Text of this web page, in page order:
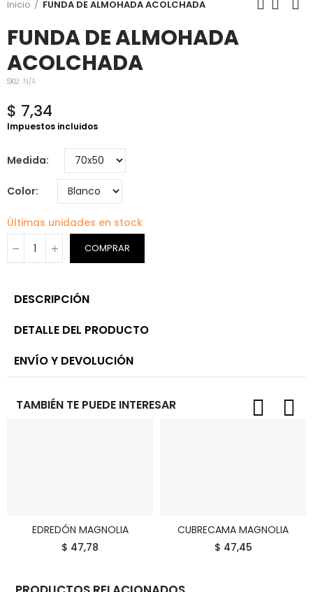
Inicio FUNDA DE ALMOHADA ACOLCHADA
FUNDA DE ALMOHADA
ACOLCHADA
SKU: N/A
$ 7,34
Impuestos incluidos
Medida
Color
Últimas unidades en stock
COMPRAR
DESCRIPCIÓN
DETALLE DEL PRODUCTO
ENVÍO Y DEVOLUCIÓN
TAMBIÉN TE PUEDE INTERESAR
COMPRAR
EDREDÓN MAGNOLIA
$ 47,78
COMPRAR
CUBRECAMA MAGNOLIA
$ 47,45